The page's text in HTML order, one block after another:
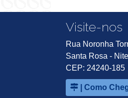
Visite-nos
Rua Noronha
Santa Rosa -
CEP: 24240-185
| Como